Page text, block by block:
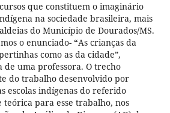
que constituem o imaginário
na sociedade brasileira, mais
do Município de Dourados/MS.
o enunciado-“As crianças da
como as da cidade”,
uma professora. O trecho
do trabalho desenvolvido por
escolas indígenas do referido
teórica para esse trabalho, nos